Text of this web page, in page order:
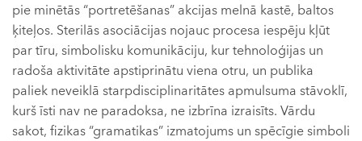
pie minētās “portretēšanas” akcijas melnā kastē, baltos
ķiteļos. Sterilās asociācijas nojauc procesa iespēju kļūt
par tīru, simbolisku komunikāciju, kur tehnoloģijas un
radoša aktivitāte apstiprinātu viena otru, un publika
paliek neveiklā starpdisciplinaritātes apmulsuma stāvoklī,
kurš īsti nav ne paradoksa, ne izbrīna izraisīts. Vārdu
sakot, fizikas “gramatikas” izmatojums un spēcīgie simboli